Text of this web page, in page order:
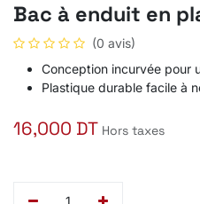
Bac à enduit en
(0 avis)
Conception incurvée pour
Plastique durable facile à
16,000 DT Hors taxes